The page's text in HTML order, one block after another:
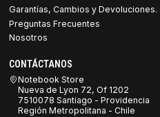
Garantías, Cambios y Devoluciones.
Preguntas Frecuentes
Nosotros
CONTÁCTANOS
Notebook Store
Nueva de Lyon 72, Of 1202
7510078 Santiago - Providencia
Región Metropolitana - Chile